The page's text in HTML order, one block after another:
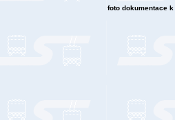
foto dokumentace